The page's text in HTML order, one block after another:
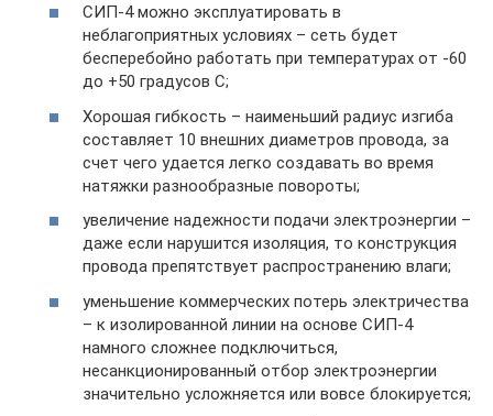
СИП-4 можно эксплуатировать в
неблагоприятных условиях – сеть будет
бесперебойно работать при температурах от -60
до +50 градусов С;
Хорошая гибкость – наименьший радиус изгиба
составляет 10 внешних диаметров провода, за
счет чего удается легко создавать во время
натяжки разнообразные повороты;
увеличение надежности подачи электроэнергии –
даже если нарушится изоляция, то конструкция
провода препятствует распространению влаги;
уменьшение коммерческих потерь электричества
– к изолированной линии на основе СИП-4
намного сложнее подключиться,
несанкционированный отбор электроэнергии
значительно усложняется или вовсе блокируется;